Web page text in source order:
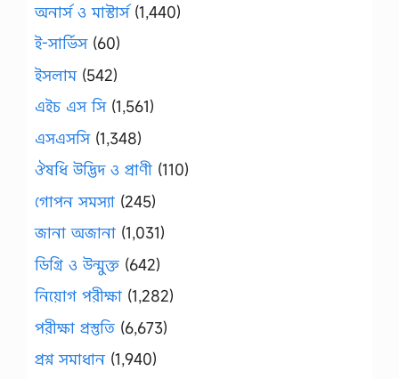
অনার্স ও মাস্টার্স(1,440)
ই-সার্ভিস(60)
ইসলাম(542)
এইচ এস সি(1,561)
এসএসসি(1,348)
ঔষধি উদ্ভিদ ও প্রাণী (110)
গোপন সমস্যা (245)
জানা অজানা (1,031)
ডিগ্রি ও উন্মুক্ত (642)
নিয়োগ পরীক্ষা (1,282)
পরীক্ষা প্রস্তুতি (6,673)
প্রশ্ন সমাধান (1,940)